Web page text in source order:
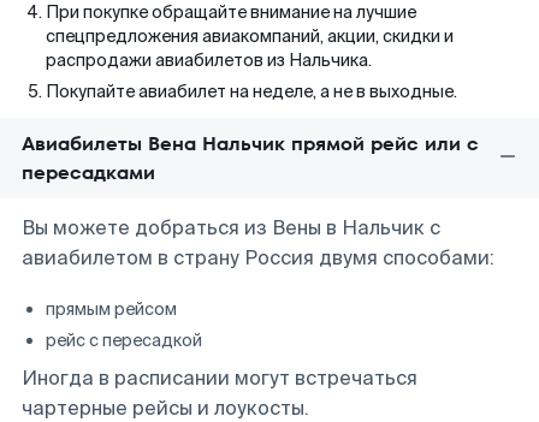
При покупке обращайте внимание на лучшие
спецпредложения авиакомпаний, акции, скидки и
распродажи авиабилетов из Нальчика.
Покупайте авиабилет на неделе, а не в выходные.
Авиабилеты Вена Нальчик прямой рейс или с
пересадками
Вы можете добраться из Вены в Нальчик с
авиабилетом в страну Россия двумя способами:
прямым рейсом
рейс с пересадкой
Иногда в расписании могут встречаться
чартерные рейсы и лоукосты.